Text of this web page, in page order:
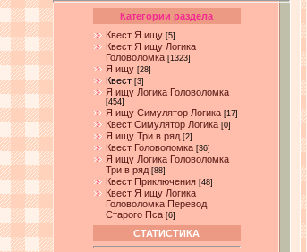
Категории раздела
Квест Я ищу [5]
Квест Я ищу Логика
Головоломка [1323]
Я ищу [28]
Квест [3]
Я ищу Логика Головоломка
[454]
Я ищу Симулятор Логика [17]
Квест Симулятор Логика [0]
Я ищу Три в ряд [2]
Квест Головоломка [36]
Я ищу Логика Головоломка
Три в ряд [88]
Квест Приключения [48]
Квест Я ищу Логика
Головоломка Перевод
Старого Пса [6]
СТАТИСТИКА